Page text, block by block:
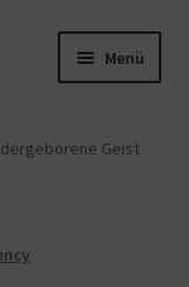
Menü
Geist